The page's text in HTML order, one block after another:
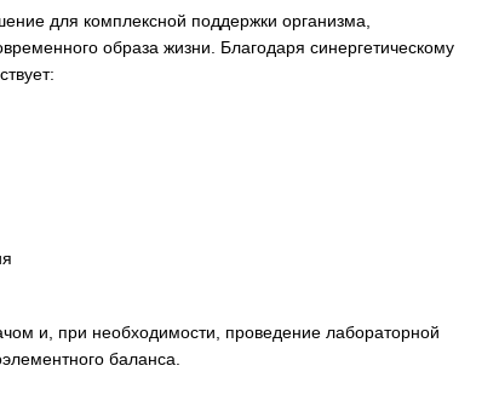
для комплексной поддержки организма,
образа жизни. Благодаря синергетическому
и, при необходимости, проведение лабораторной
баланса.